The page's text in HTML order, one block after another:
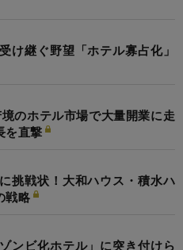
け継ぐ野望「ホテル寡占化」
のホテル市場で大量開業に走
を直撃
挑戦状！大和ハウス・積水ハ
戦略
ンビ化ホテル」に突き付けら